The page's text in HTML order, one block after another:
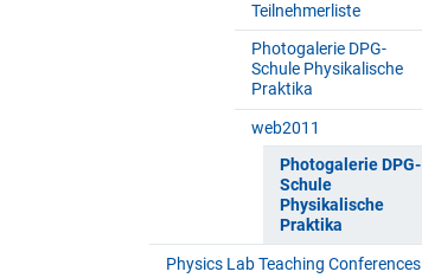
Teilnehmerliste
Photogalerie DPG-
Schule Physikalische
Praktika
web2011
Photogalerie DPG-
Schule
Physikalische
Praktika
Physics Lab Teaching Conferences